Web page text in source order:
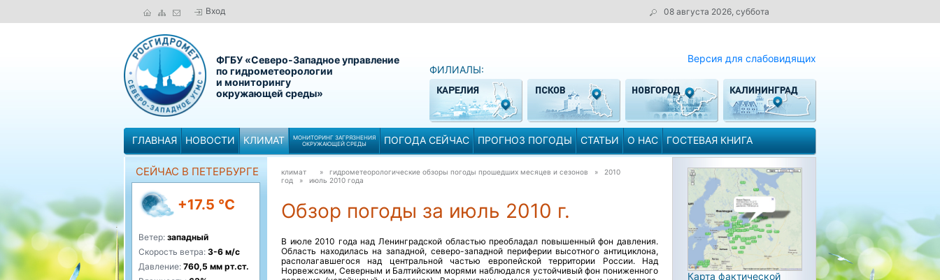
Вход 08 августа 2026, суббота
ФГБУ «Северо-Западное управление
по гидрометеорологии
и мониторингу
окружающей среды»
Версия для слабовидящих
ФИЛИАЛЫ:
ГЛАВНАЯ НОВОСТИ КЛИМАТ
МОНИТОРИНГ ЗАГРЯЗНЕНИЯ
ОКРУЖАЮЩЕЙ СРЕДЫ
ПОГОДА СЕЙЧАС ПРОГНОЗ ПОГОДЫ СТАТЬИ О НАС ГОСТЕВАЯ КНИГА
СЕЙЧАС В ПЕТЕРБУРГЕ
+17.5 °C
Ветер: западный
Скорость ветра: 3-6 м/с
Давление: 760,5 мм рт.ст.
климат
» гидрометеорологические обзоры погоды прошедших месяцев и сезонов » 2010
год » июль 2010 года
Обзор погоды за июль 2010 г.
В июле 2010 года над Ленинградской областью преобладал повышенный фон давления.
Область находилась на западной, северо-западной периферии высотного антициклона,
располагавшегося над центральной частью европейской территории России. Над
Норвежским, Северным и Балтийским морями наблюдался устойчивый фон пониженного
Карта фактической